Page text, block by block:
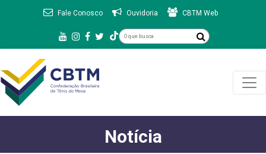
Fale Conosco Ouvidoria CBTM Web
Notícia